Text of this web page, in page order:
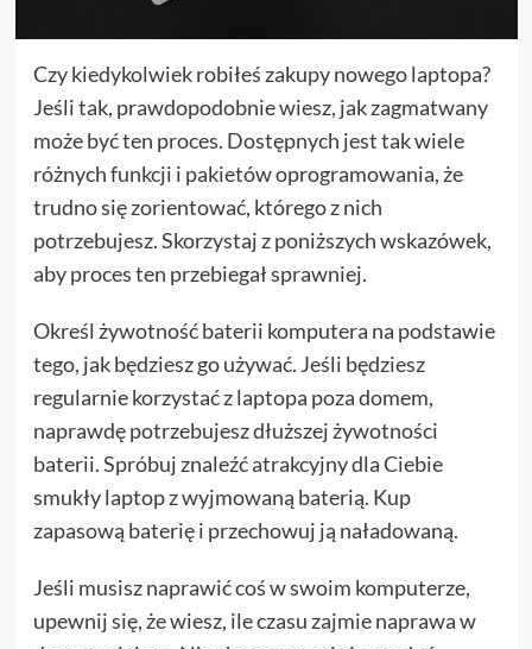
Czy kiedykolwiek robiłeś zakupy nowego laptopa?
Jeśli tak, prawdopodobnie wiesz, jak zagmatwany
może być ten proces. Dostępnych jest tak wiele
różnych funkcji i pakietów oprogramowania, że
trudno się zorientować, którego z nich
potrzebujesz. Skorzystaj z poniższych wskazówek,
aby proces ten przebiegał sprawniej.
Określ żywotność baterii komputera na podstawie
tego, jak będziesz go używać. Jeśli będziesz
regularnie korzystać z laptopa poza domem,
naprawdę potrzebujesz dłuższej żywotności
baterii. Spróbuj znaleźć atrakcyjny dla Ciebie
smukły laptop z wyjmowaną baterią. Kup
zapasową baterię i przechowuj ją naładowaną.
Jeśli musisz naprawić coś w swoim komputerze,
upewnij się, że wiesz, ile czasu zajmie naprawa w